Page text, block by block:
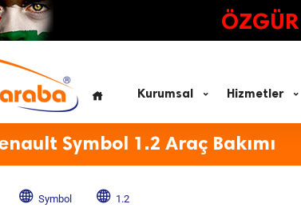
ÖZGÜR
Kurumsal Hizmetler
Symbol 1.2 Araç Bakımı
Symbol 1.2